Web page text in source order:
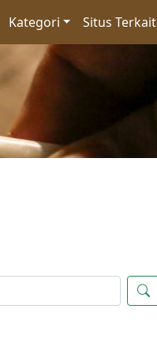
Kategori Situs Terkait